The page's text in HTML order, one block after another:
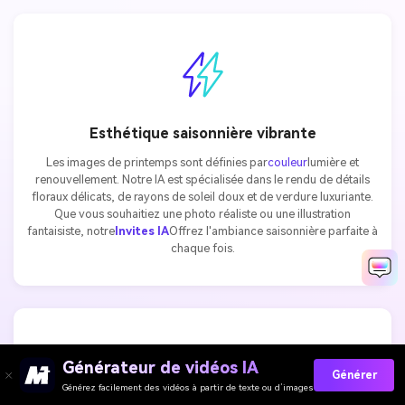
Esthétique saisonnière vibrante
Les images de printemps sont définies parcouleurlumière et
renouvellement. Notre IA est spécialisée dans le rendu de détails
floraux délicats, de rayons de soleil doux et de verdure luxuriante.
Que vous souhaitiez une photo réaliste ou une illustration
fantaisiste, notreInvites IAOffrez l'ambiance saisonnière parfaite à
chaque fois.
Générateur de vidéos IA
Générez facilement des vidéos à partir de texte ou d’images
Générer